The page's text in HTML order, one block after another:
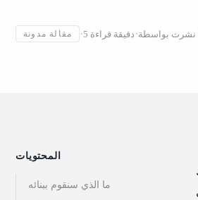
مقالة مدونة 5 دقيقة قراءة نشرت بواسطة
المحتويات
ما الذي سنقوم ببنائه